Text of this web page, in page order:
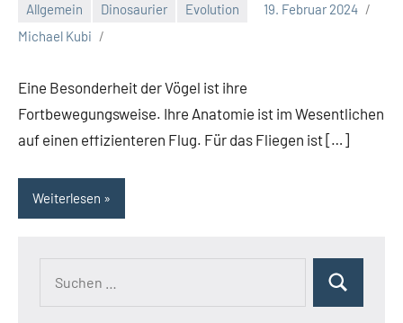
Allgemein Dinosaurier Evolution
19. Februar 2024
Michael Kubi
Eine Besonderheit der Vögel ist ihre
Fortbewegungsweise. Ihre Anatomie ist im Wesentlichen
auf einen effizienteren Flug. Für das Fliegen ist […]
Weiterlesen
Suchen